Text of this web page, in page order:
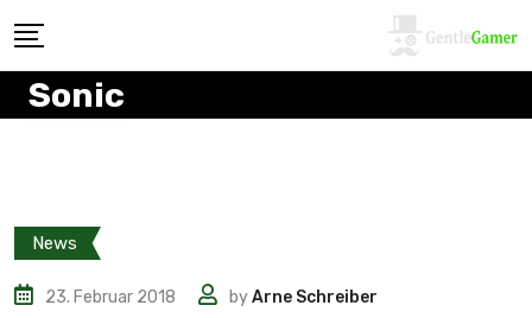
Sonic
News
23. Februar 2018 byArne Schreiber